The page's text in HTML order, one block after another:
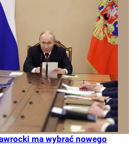
ma wybrać nowego